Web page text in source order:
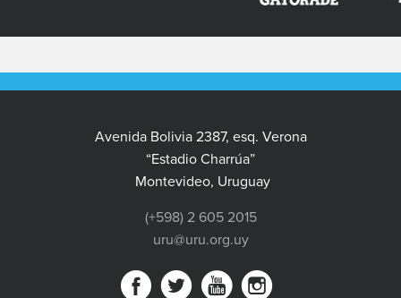
Avenida Bolivia 2387, esq. Verona
“Estadio Charrúa”
Montevideo, Uruguay
(+598) 2 605 2015
uru@uru.org.uy